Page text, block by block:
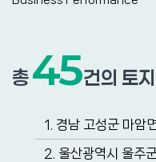
총45건의 토
1. 경남 고성군 마
2. 울산광역시 울주